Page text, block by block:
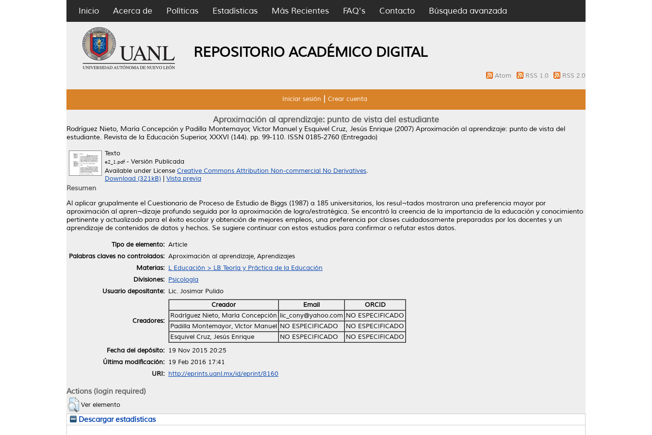
Inicio Acerca de Políticas Estadísticas Más Recientes FAQ's Contacto Búsqueda avanzada
REPOSITORIO ACADÉMICO DIGITAL
Atom RSS 1.0 RSS 2.0
Iniciar sesión Crear cuenta
Aproximación al aprendizaje: punto de vista del estudiante
Rodríguez Nieto, María Concepción y Padilla Montemayor, Víctor Manuel y Esquivel Cruz, Jesús Enrique (2007) Aproximación al aprendizaje: punto de vista del
estudiante. Revista de la Educación Superior, XXXVI (144). pp. 99-110. ISSN 0185-2760 (Entregado)
Texto
e2_1.pdf- Versión Publicada
Available under License Creative Commons Attribution Non-commercial No Derivatives.
Download (321kB)
Vista previa
Resumen
Al aplicar grupalmente el Cuestionario de Proceso de Estudio de Biggs (1987) a 185 universitarios, los resul¬tados mostraron una preferencia mayor por
aproximación al apren¬dizaje profundo seguida por la aproximación de logro/estratégica. Se encontró la creencia de la importancia de la educación y conocimiento
pertinente y actualizado para el éxito escolar y obtención de mejores empleos, una preferencia por clases cuidadosamente preparadas por los docentes y un
aprendizaje de contenidos de datos y hechos. Se sugiere continuar con estos estudios para confirmar o refutar estos datos.
Tipo de elemento: Article
Palabras claves no controlados: Aproximación al aprendizaje, Aprendizajes
Materias: L Educación > LB Teoría y Práctica de la Educación
Divisiones: Psicología
Usuario depositante: Lic. Josimar Pulido
Creadores:
Creador Email
ORCID
Rodríguez Nieto, María Concepción lic_cony@yahoo.com NO ESPECIFICADO
Padilla Montemayor, Víctor Manuel NO ESPECIFICADO
NO ESPECIFICADO
Esquivel Cruz, Jesús Enrique
NO ESPECIFICADO
NO ESPECIFICADO
Fecha del depósito: 19 Nov 2015 20:25
Última modificación: 19 Feb 2016 17:41
URI: http://eprints.uanl.mx/id/eprint/8160
Actions (login required)
Ver elemento
Descargar estadísticas